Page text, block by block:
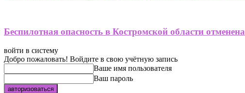
Беспилотная опасность в Костромской области отменена
войти в систему
Добро пожаловать! Войдите в свою учётную запись
Ваше имя пользователя
Ваш пароль